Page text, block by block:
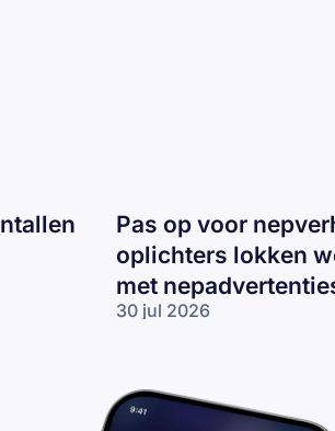
Pas op voor
oplichters lokken
met
30 jul 2026
lokken
woningzoekers